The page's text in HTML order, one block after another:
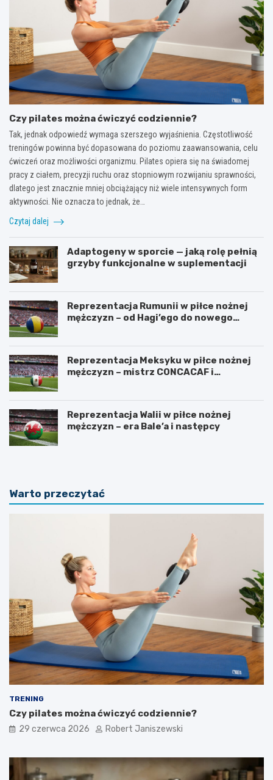
Czy pilates można ćwiczyć codziennie?
Tak, jednak odpowiedź wymaga szerszego wyjaśnienia. Częstotliwość
treningów powinna być dopasowana do poziomu zaawansowania, celu
ćwiczeń oraz możliwości organizmu. Pilates opiera się na świadomej
pracy z ciałem, precyzji ruchu oraz stopniowym rozwijaniu sprawności,
dlatego jest znacznie mniej obciążający niż wiele intensywnych form
aktywności. Nie oznacza to jednak, że…
Czytaj dalej
Adaptogeny w sporcie — jaką rolę pełnią
grzyby funkcjonalne w suplementacji
Reprezentacja Rumunii w piłce nożnej
mężczyzn – od Hagi’ego do nowego
Reprezentacja Meksyku w piłce nożnej
mężczyzn – mistrz CONCACAF i
Reprezentacja Walii w piłce nożnej
mężczyzn – era Bale’a i następcy
Warto przeczytać
TRENING
Czy pilates można ćwiczyć codziennie?
29 czerwca 2026 Robert Janiszewski